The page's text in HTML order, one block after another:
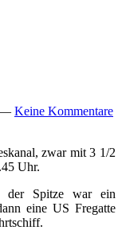
Keine Kommentare
zwar mit 3 1/2
Uhr.
der Spitze war ein
eine US Fregatte